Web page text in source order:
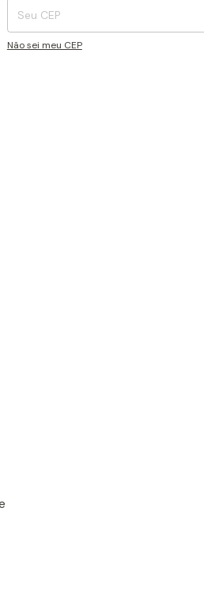
Não sei meu CEP